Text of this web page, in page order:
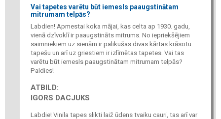
Vai tapetes varētu būt iemesls paaugstinātam
mitrumam telpās?
Labdien! Apmestai koka mājai, kas celta ap 1930. gadu,
vienā dzīvoklī ir paaugstināts mitrums. No iepriekšējiem
saimniekiem uz sienām ir palikušas divas kārtas krāsotu
tapešu un arī uz griestiem ir izlīmētas tapetes. Vai tas
varētu būt iemesls paaugstinātam mitrumam telpās?
Paldies!
ATBILD:
IGORS DACJUKS
Labdie! Vinila tapes slikti laiž ūdens tvaiku cauri, tas arī var